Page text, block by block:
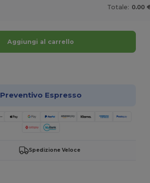
Totale: 0.00
Aggiungi al carrello
Preventivo Espresso
Spedizione Veloce